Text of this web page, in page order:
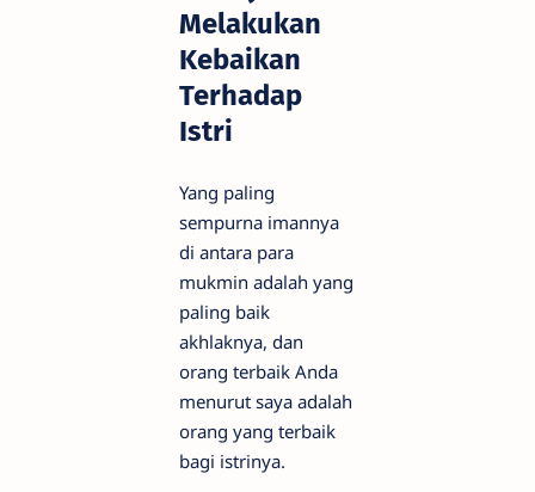
Melakukan
Kebaikan
Terhadap
Istri
Yang paling
sempurna imannya
di antara para
mukmin adalah yang
paling baik
akhlaknya, dan
orang terbaik Anda
menurut saya adalah
orang yang terbaik
bagi istrinya.